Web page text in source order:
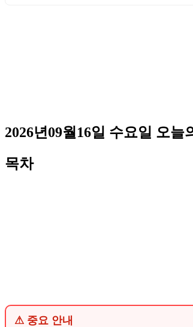
2026년09월16일 수요일 오늘
목차
⚠ 중요 안내